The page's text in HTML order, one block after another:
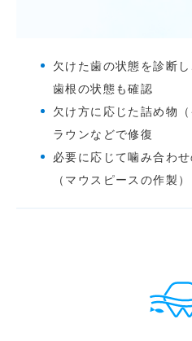
欠けた歯の状態を診断
歯根の状態も確認
欠け方に応じた詰め物
ラウンなどで修復
必要に応じて噛み合わ
（マウスピースの作製）